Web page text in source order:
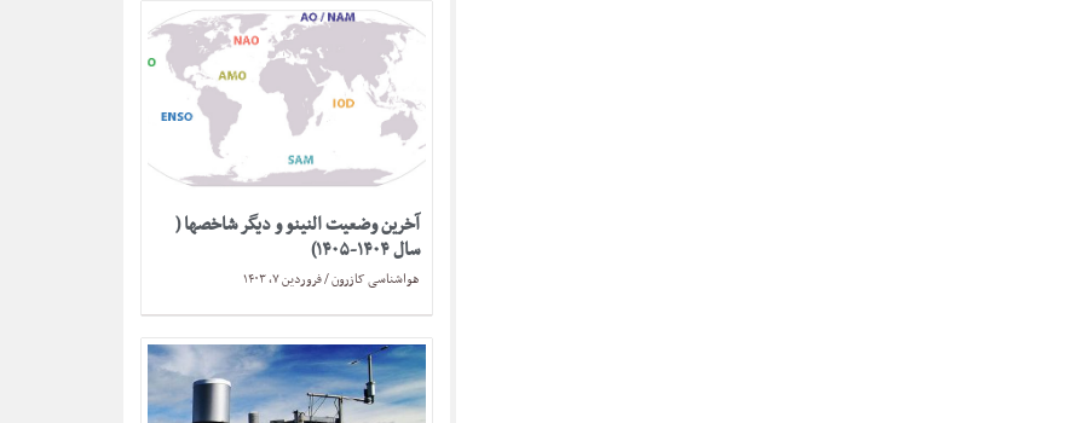
آخرین وضعیت النینو و دیگر شاخصها (
سال ۱۴۰۴-۱۴۰۵)
هواشناسی کازرون فروردین ۷, ۱۴۰۳